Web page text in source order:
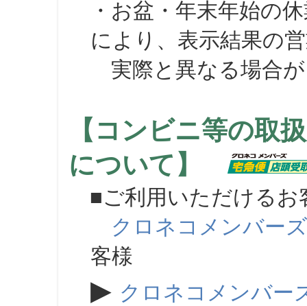
・お盆・年末年始の
により、表示結果の
実際と異なる場合が
【コンビニ等の取
について】
■ご利用いただけるお
クロネコメンバーズ
客様
▶ クロネコメンバー